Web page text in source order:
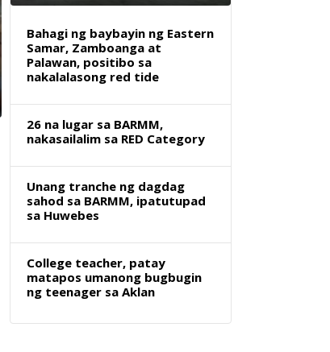
Bahagi ng baybayin ng Eastern
Samar, Zamboanga at
Palawan, positibo sa
nakalalasong red tide
26 na lugar sa BARMM,
nakasailalim sa RED Category
Unang tranche ng dagdag
sahod sa BARMM, ipatutupad
sa Huwebes
College teacher, patay
matapos umanong bugbugin
ng teenager sa Aklan